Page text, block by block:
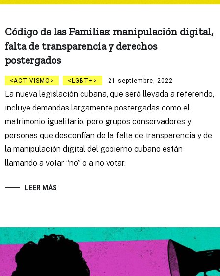
Código de las Familias: manipulación digital,
falta de transparencia y derechos
postergados
ACTIVISMO LGBT+ 21 septiembre, 2022
La nueva legislación cubana, que será llevada a referendo,
incluye demandas largamente postergadas como el
matrimonio igualitario, pero grupos conservadores y
personas que desconfían de la falta de transparencia y de
la manipulación digital del gobierno cubano están
llamando a votar “no” o a no votar.
LEER MÁS